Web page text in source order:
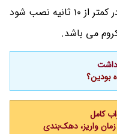
کلیک کنید تا نسخه جدید برای شما در کمتر از 10 ثانیه نصب شود
می باشد.
داشت
بودین؟
کامل